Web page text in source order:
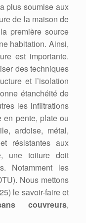
plus soumise aux
de la maison de
première source
habitation. Ainsi,
est importante.
des techniques
et l’isolation
étanchéité de
les infiltrations
en pente, plate ou
ardoise, métal,
résistantes aux
une toiture doit
Notamment les
Nous mettons
le savoir-faire et
couvreurs,